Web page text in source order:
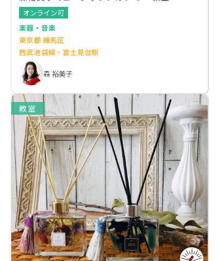
オンライン可
楽器・音楽
東京都 練馬区
西武池袋線・富士見台駅
森 裕美子
教室